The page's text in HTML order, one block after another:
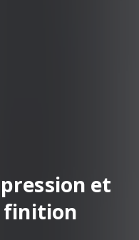
et
finition